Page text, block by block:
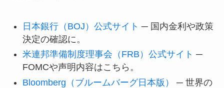
日本銀行（BOJ）公式サイト ─ 国内金利や政策
決定の確認に。
米連邦準備制度理事会（FRB）公式サイト ─
FOMCや声明内容はこちら。
Bloomberg（ブルームバーグ日本版）
─ 世界の